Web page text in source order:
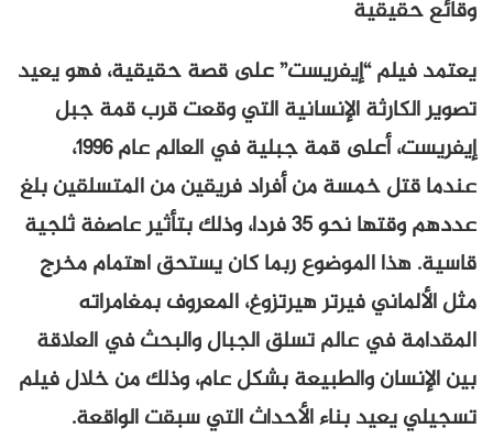
وقائع حقيقية
يعتمد فيلم “إيفريست” على قصة حقيقية، فهو يعيد
تصوير الكارثة الإنسانية التي وقعت قرب قمة جبل
إيفريست، أعلى قمة جبلية في العالم عام 1996،
عندما قتل خمسة من أفراد فريقين من المتسلقين بلغ
عددهم وقتها نحو 35 فردا، وذلك بتأثير عاصفة ثلجية
قاسية. هذا الموضوع ربما كان يستحق اهتمام مخرج
مثل الألماني فيرتر هيرتزوغ، المعروف بمغامراته
المقدامة في عالم تسلق الجبال والبحث في العلاقة
بين الإنسان والطبيعة بشكل عام، وذلك من خلال فيلم
تسجيلي يعيد بناء الأحداث التي سبقت الواقعة.